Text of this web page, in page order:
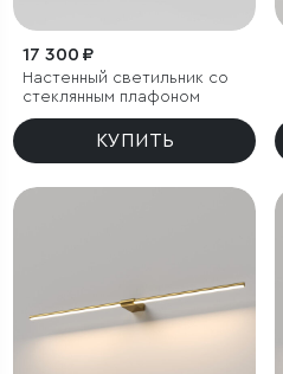
17 300 ₽
Настенный светильник со
стеклянным плафоном
КУПИТЬ